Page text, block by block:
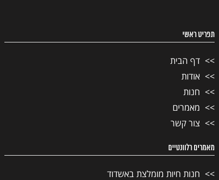
תפריט ראשי
דף הבית
אודות
חנות
מאמרים
צור קשר
מאמרים רלוונטיים
חנות חיות מומלצת באשדוד